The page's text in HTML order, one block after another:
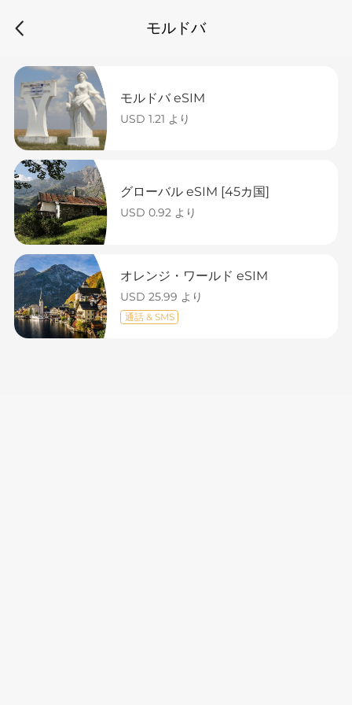
モルドバ
モルドバ eSIM
USD 1.21 より
グローバル eSIM [45カ国]
USD 0.92 より
オレンジ・ワールド eSIM
USD 25.99 より
通話 & SMS